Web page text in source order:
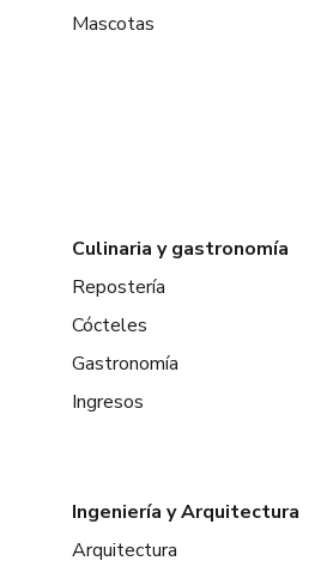
Mascotas
Culinaria y gastronomía
Repostería
Cócteles
Gastronomía
Ingresos
Ingeniería y Arquitectura
Arquitectura